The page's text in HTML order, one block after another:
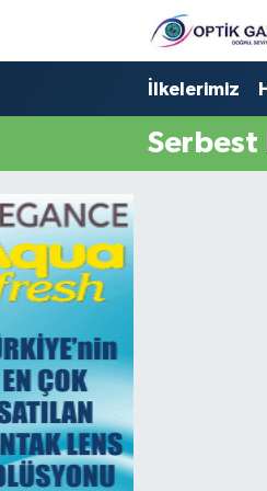
İlkelerimiz
Serbest
Nöbetçi Eczaneler
Hava Durumu
Trafik Durumu
Süper Lig Puan Durumu
Tüm Manşetler
Son Dakika Haberleri
Haber Arşivi